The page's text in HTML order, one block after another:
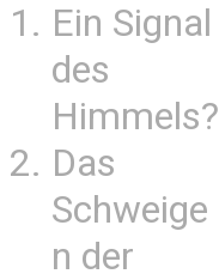
Ein Signal
des
Himmels?
Das
Schweige
n der